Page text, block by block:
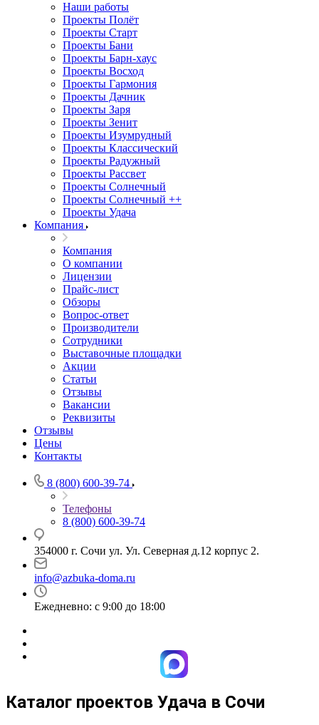
Наши работы
Проекты Полёт
Проекты Старт
Проекты Бани
Проекты Барн-хаус
Проекты Восход
Проекты Гармония
Проекты Дачник
Проекты Заря
Проекты Зенит
Проекты Изумрудный
Проекты Классический
Проекты Радужный
Проекты Рассвет
Проекты Солнечный
Проекты Солнечный ++
Проекты Удача
Компания
Компания
О компании
Лицензии
Прайс-лист
Обзоры
Вопрос-ответ
Производители
Сотрудники
Выставочные площадки
Акции
Статьи
Отзывы
Вакансии
Реквизиты
Отзывы
Цены
Контакты
8 (800) 600-39-74
Телефоны
8 (800) 600-39-74
354000 г. Сочи ул. Ул. Северная д.12 корпус 2.
info@azbuka-doma.ru
Ежедневно: с 9:00 до 18:00
Каталог проектов Удача в Сочи